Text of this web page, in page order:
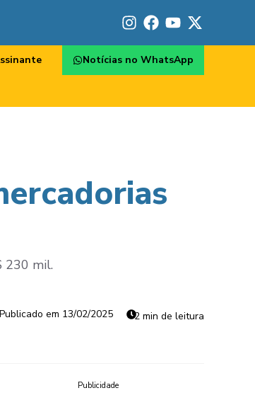
Notícias no WhatsApp
230 mil.
13/02/2025 2 min de leitura
Publicidade